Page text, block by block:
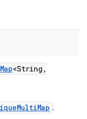
Map<String ,
.